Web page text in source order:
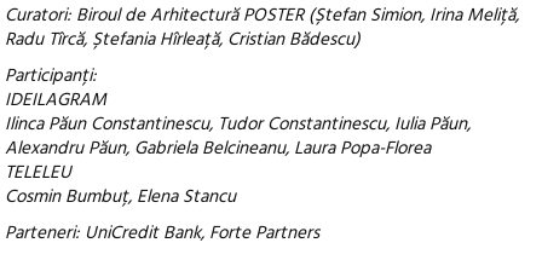
Curatori: Biroul de Arhitectură POSTER (Ștefan Simion, Irina Meliță,
Radu Tîrcă, Ștefania Hîrleață, Cristian Bădescu)
Participanți:
IDEILAGRAM
Ilinca Păun Constantinescu, Tudor Constantinescu, Iulia Păun,
Alexandru Păun, Gabriela Belcineanu, Laura Popa-Florea
TELELEU
Cosmin Bumbuț, Elena Stancu
Parteneri: UniCredit Bank, Forte Partners